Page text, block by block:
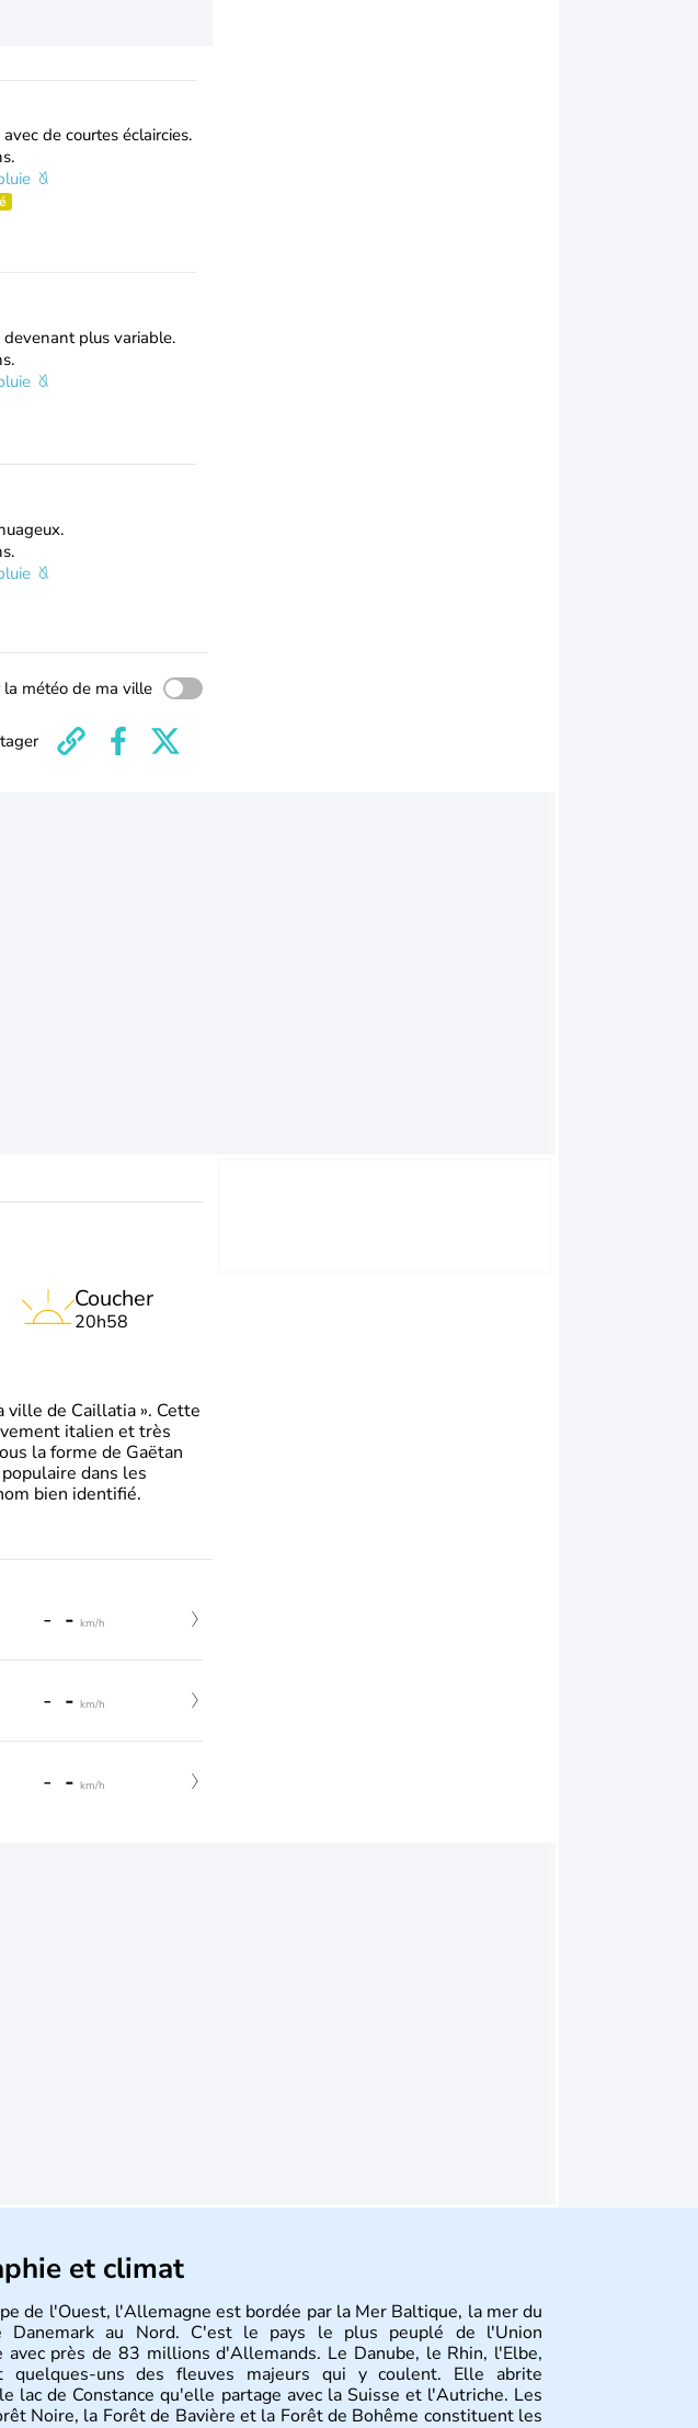
de courtes éclaircies.
plus variable.
la météo de ma ville
Coucher
20h58
ville de Caillatia ». Cette
italien et très
la forme de Gaëtan
dans les
bien identifié.
- - km/h
- - km/h
- - km/h
et climat
de l'Ouest, l'Allemagne est bordée par la Mer Baltique, la mer du
au Nord. C'est le pays le plus peuplé de l'Union
avec près de 83 millions d'Allemands. Le Danube, le Rhin, l'Elbe,
quelques-uns des fleuves majeurs qui y coulent. Elle abrite
lac de Constance qu'elle partage avec la Suisse et l'Autriche. Les
Noire, la Forêt de Bavière et la Forêt de Bohême constituent les